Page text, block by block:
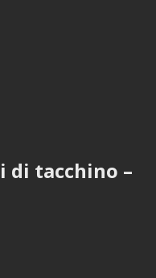
di tacchino –